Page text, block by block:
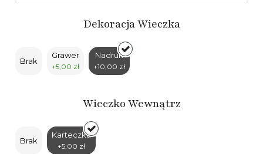
Dekoracja Wieczka
Brak
Grawer
+5,00 zł
Nadruk
+10,00 zł
Wieczko Wewnątrz
Brak
Karteczka
+5,00 zł